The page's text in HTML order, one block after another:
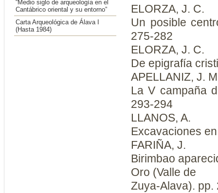
“Medio siglo de arqueología en el
Cantábrico oriental y su entorno”
Carta Arqueológica de Álava I
(Hasta 1984)
ELORZA, J. C.
Un posible
275-282
ELORZA, J. C.
De epigrafía
APELLANIZ, J.
La V campaña
293-294
LLANOS, A.
Excavaciones
FARIÑA, J.
Birimbao
Oro (Valle de
Zuya-Alava). pp.